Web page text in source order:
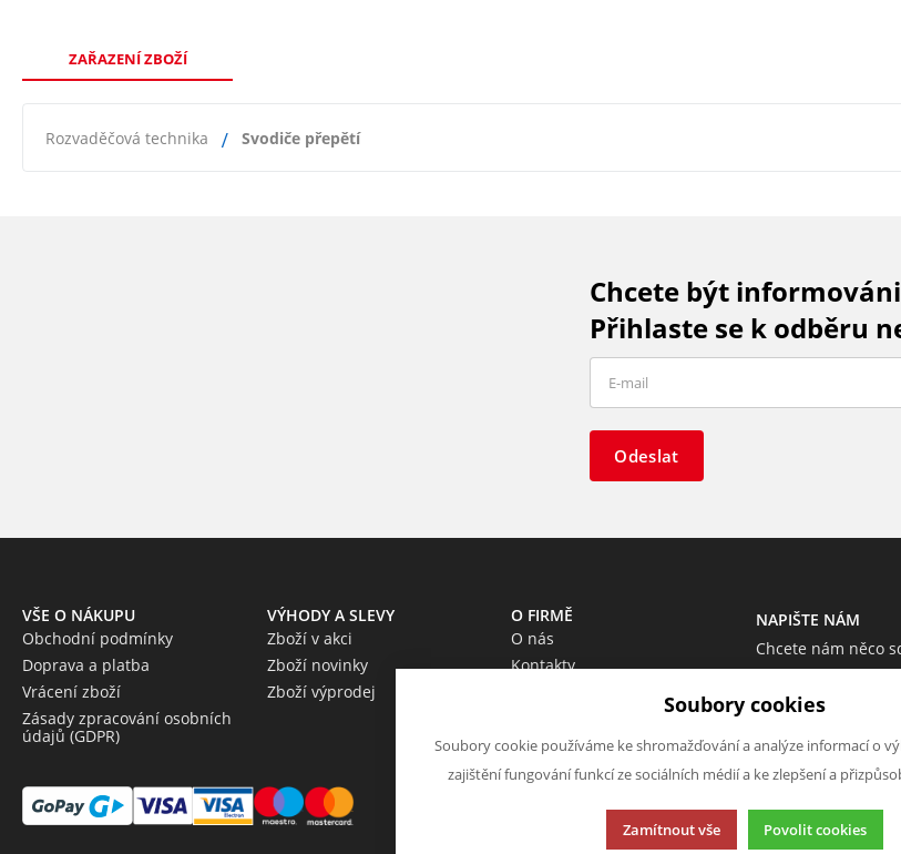
ZAŘAZENÍ ZBOŽÍ
Rozvaděčová technika Svodiče přepětí
Chcete být
Přihlaste se k odběru
Odeslat
VŠE O NÁKUPU
Obchodní podmínky
Doprava a platba
Vrácení zboží
Zásady zpracování osobních
údajů (GDPR)
VÝHODY A SLEVY
Zboží v akci
Zboží novinky
Zboží výprodej
O FIRMĚ
O nás
Kontakty
NAPIŠTE NÁM
Chcete nám něco
Neváhejte napsat.
Chci napsat
Soubory cookies
Soubory cookie používáme ke shromažďování a analýze informací o
zajištění fungování funkcí ze sociálních médií a ke zlepšení a
Zamítnout vše Povolit cookies